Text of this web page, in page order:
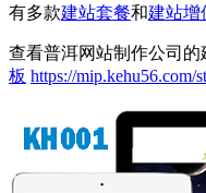
有多款建站套餐和建站增
查看普洱网站制作公司的
板 https://mip.kehu56.com/